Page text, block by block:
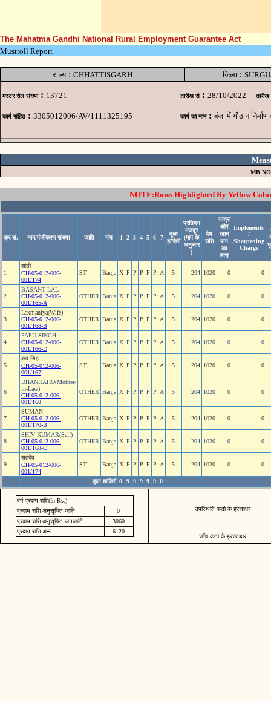
The Mahatma Gandhi National Rural Employment Guarantee Act
Mustroll Report
राज्य: CHHATTISGARH जिला :
मस्टर रोल संख्या : 13721 तारीख से : 28/10/2022 तारीख
कार्य-संहित : 3305012006/AV/1111325195 कार्य का नाम : बंजा में गौठान
MB
NOTE:Rows Highlighted By Yellow
क्र.सं. नाम/पंजीकरण संख्या जाति गांव 1 2 3 4 5 6 7
कुल
हाजिरी
प्रतिदन
मजदूर
(माप के
अनुसार
)
देय
राशि
यात्रा
और
खान
पान
का
व्यय
Implements
/
Sharpening
Charge
1
शांती
CH-05-012-006-
001/174
ST Banja X P P P P P A 5 204 1020 0 0
2
BASANT LAL
CH-05-012-006-
001/165-A
OTHER Banja X P P P P P A 5 204 1020 0 0
3
Laxmaniya(Wife)
CH-05-012-006-
001/168-B
OTHER Banja X P P P P P A 5 204 1020 0 0
4
PAPU SINGH
CH-05-012-006-
001/166-D
OTHER Banja X P P P P P A 5 204 1020 0 0
5
राय सिह
CH-05-012-006-
001/167
ST Banja X P P P P P A 5 204 1020 0 0
6
DHANRAHO(Mother-
in-Law)
CH-05-012-006-
001/168
OTHER Banja X P P P P P A 5 204 1020 0 0
7
SUMAN
CH-05-012-006-
001/170-B
OTHER Banja X P P P P P A 5 204 1020 0 0
8
SHIV KUMAR(Self)
CH-05-012-006-
001/168-C
OTHER Banja X P P P P P A 5 204 1020 0 0
9
सहदेव
CH-05-012-006-
001/174
ST Banja X P P P P P A 5 204 1020 0 0
कुल हाजिरी 0 9 9 9 9 9 0
वर्ग प्रदाय राशि(In Rs.)
प्रदाय राशि अनुसूचित जाति
0
प्रदाय राशि अनुसूचित जनजाति
3060
प्रदाय राशि अन्य
6120
उपस्थिति कर्ता के हस्ताक्षर
जॉच कर्ता के ह्रस्ताक्षर